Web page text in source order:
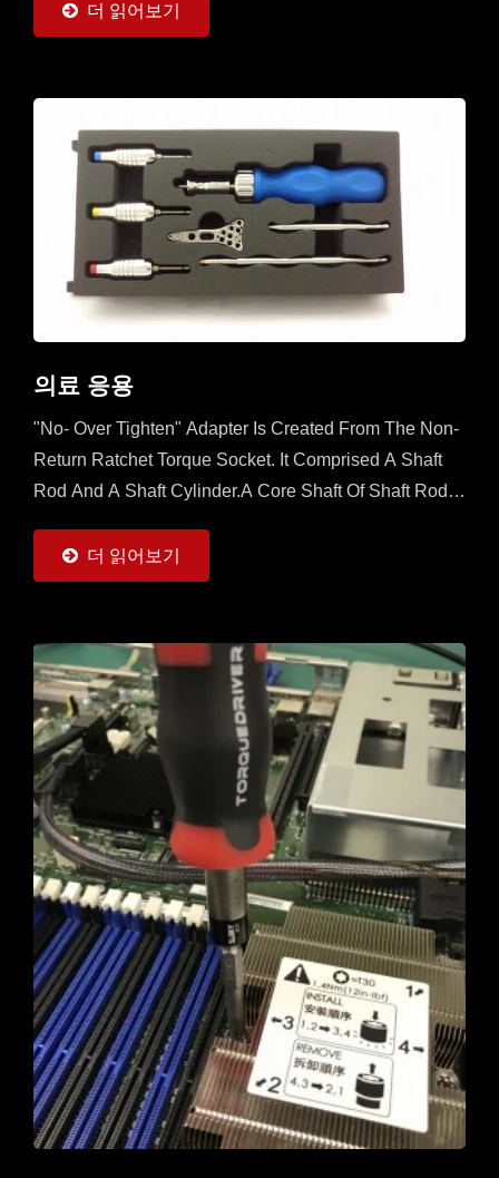
더 읽어보기
의료 응용
"No- Over Tighten" Adapter Is Created From The Non-
Return Ratchet Torque Socket. It Comprised A Shaft
Rod And A Shaft Cylinder.A Core Shaft Of Shaft Rod Is
더 읽어보기